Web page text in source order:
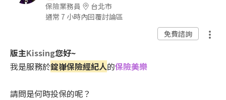
保險業務員
台北市
通常 7 小時內回覆討論區
免費諮詢
版主Kissing您好~
我是服務於錠嵂保險經紀人的保險美樂
請問是何時投保的呢？